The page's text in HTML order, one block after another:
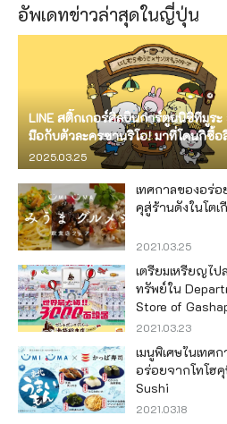
อัพเดทข่าวล่าสุดในญี่ปุ่น
LINE สติ๊กเกอร์ศิลปินการ์ตูนนิชิทีมูระ
มือกับตัวละครซานริโอ! มาที่โดนกิซื้
จำกัด
2025.03.25
เทศกาลของอร่อ
คุสู่ร้านดังในโตเ
2021.03.25
เตรียมเหรียญไป
ทรัพย์ใน
Store of
เครื่องกาชาปอง
โลก อิเคะบุคุโระ
2021.03.23
เมนูพิเศษในเทศ
อร่อยจากโทโฮ
Sushi
2021.03.18